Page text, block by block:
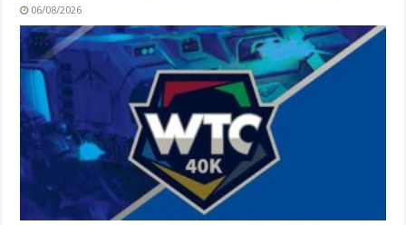
06/08/2026